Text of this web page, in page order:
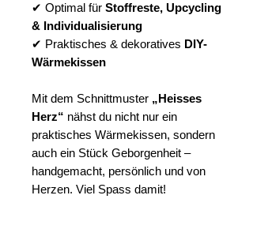
✔ Optimal für Stoffreste, Upcycling
& Individualisierung
✔ Praktisches & dekoratives DIY-
Wärmekissen
Mit dem Schnittmuster „Heisses
Herz“ nähst du nicht nur ein
praktisches Wärmekissen, sondern
auch ein Stück Geborgenheit –
handgemacht, persönlich und von
Herzen. Viel Spass damit!